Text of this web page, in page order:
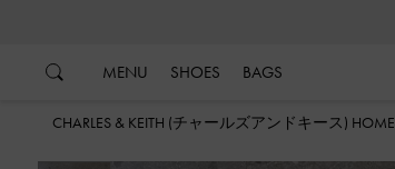
MENU SHOES BAGS
CHARLES & KEITH (チャールズアンドキース) HOME